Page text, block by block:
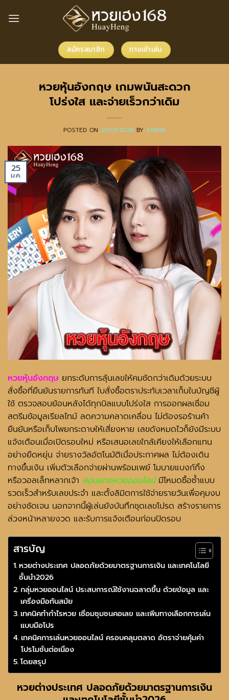
สมัครสมาชิก ทางเข้าเล่น
หวยหุ้นอังกฤษ เกมพนันสะดวก
โปร่งใส และจ่ายเร็วกว่าเดิม
POSTED ON25/01/2026 BYADMIN
25
ม.ค.
หวยหุ้นอังกฤษ ยกระดับการลุ้นเลขให้คมชัดกว่าเดิมด้วยระบบ
สั่งซื้อที่ยืนยันรายการทันที ใบสั่งซื้อตราประทับเวลาเก็บในบัญชีผู้
ใช้ ตรวจสอบย้อนหลังได้ทุกบิลแบบโปร่งใส การออกผลเชื่อม
สตรีมข้อมูลเรียลไทม์ ลดความคลาดเคลื่อน ไม่ต้องรอร้านค้า
ยืนยันหรือเก็บโพยกระดาษให้เสี่ยงหาย เลขดังหมดไวก็ยังมีระบบ
แจ้งเตือนเมื่อเปิดรอบใหม่ หรือเสนอเลขใกล้เคียงให้เลือกแทน
อย่างยืดหยุ่น จ่ายรางวัลอัตโนมัติเมื่อประกาศผล ไม่ต้องเดิน
ทางขึ้นเงิน เพิ่มตัวเลือกจ่ายผ่านพร้อมเพย์ โมบายแบงก์กิ้ง
หรือวอลเล็ทหลากเจ้า สอนแทงหวยออนไลน์ มีโหมดซื้อซ้ำแบบ
รวดเร็วสำหรับเลขประจำ และตั้งลิมิตการใช้จ่ายรายวันเพื่อคุมงบ
อย่างชัดเจน นอกจากนี้ผู้เล่นยังบันทึกชุดเลขโปรด สร้างรายการ
ล่วงหน้าหลายงวด และรับการแจ้งเตือนก่อนปิดรอบ
สารบัญ
หวยต่างประเทศ ปลอดภัยด้วยมาตรฐานการเงิน และเทคโนโลยี
ชั้นนำ2026
กลุ่มหวยออนไลน์ ประสบการณ์ใช้งานฉลาดขึ้น ด้วยข้อมูล และ
เครื่องมือทันสมัย
เทคนิคทำกำไรหวย เชื่อมชุมชนคอเลข และเพิ่มทางเลือกการเล่น
แบบมือโปร
เทคนิคการเล่นหวยออนไลน์ ครอบคลุมตลาด อัตราจ่ายคุ้มค่า
โปรโมชั่นต่อเนื่อง
โดยสรุป
หวยต่างประเทศ ปลอดภัยด้วยมาตรฐานการเงิน